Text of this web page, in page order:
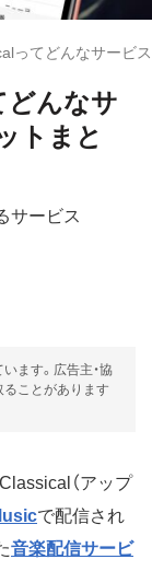
ってどんなサービ
んなサ
トまと
サービス
ます。広告主・協
ることがあります
（アップ
で配信され
音楽配信サービ